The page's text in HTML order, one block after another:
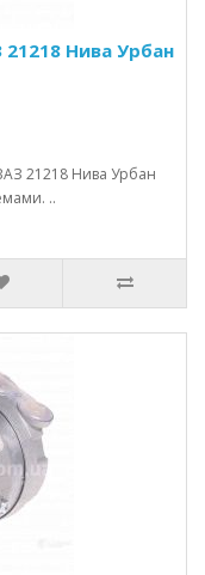
Нива Урбан
21218 Нива Урбан
..